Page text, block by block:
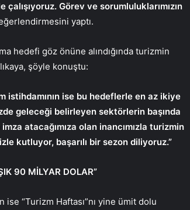
Görev ve sorumluluklarımızın
yaptı.
hedefi göz önüne alındığında turizmin
şöyle konuştu:
istihdamının ise bu hedeflerle en az ikiye
geleceği belirleyen sektörlerin başında
atacağımıza olan inancımızla turizmin
kutluyor, başarılı bir sezon diliyoruz.”
90 MİLYAR DOLAR”
“Turizm Haftası”nı yine ümit dolu